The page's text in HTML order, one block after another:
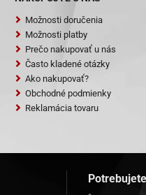
Možnosti doručenia
Možnosti platby
Prečo nakupovať u nás
Často kladené otázky
Ako nakupovať?
Obchodné podmienky
Reklamácia tovaru